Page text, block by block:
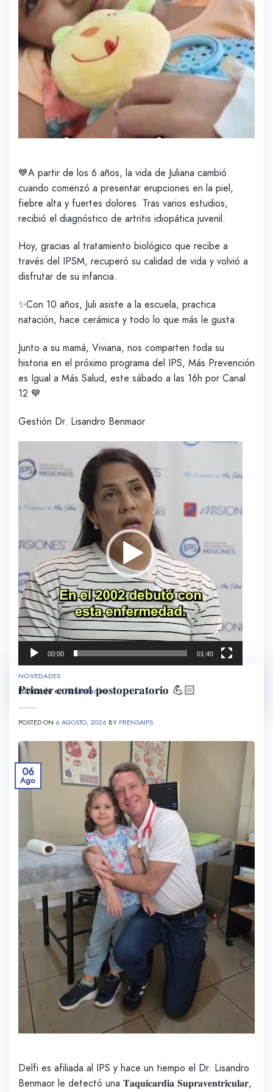
💙A partir de los 6 años, la vida de Juliana cambió
cuando comenzó a presentar erupciones en la piel,
fiebre alta y fuertes dolores. Tras varios estudios,
recibió el diagnóstico de artritis idiopática juvenil.
Hoy, gracias al tratamiento biológico que recibe a
través del IPSM, recuperó su calidad de vida y volvió a
disfrutar de su infancia.
✨Con 10 años, Juli asiste a la escuela, practica
natación, hace cerámica y todo lo que más le gusta.
Junto a su mamá, Viviana, nos comparten toda su
historia en el próximo programa del IPS, Más Prevención
es Igual a Más Salud, este sábado a las 16h por Canal
12 💙
Gestión Dr. Lisandro Benmaor
de
vídeo
00:00 01:40
Publicado enNovedades
NOVEDADES
𝐏𝐫𝐢𝐦𝐞𝐫 𝐜𝐨𝐧𝐭𝐫𝐨𝐥 𝐩𝐨𝐬𝐭𝐨𝐩𝐞𝐫𝐚𝐭𝐨𝐫𝐢𝐨 💪🏻
POSTED ON 6 AGOSTO, 2026 BY PRENSAIPS
06
Ago
Delfi es afiliada al IPS y hace un tiempo el Dr. Lisandro
Benmaor le detectó una 𝐓𝐚𝐪𝐮𝐢𝐜𝐚𝐫𝐝𝐢𝐚 𝐒𝐮𝐩𝐫𝐚𝐯𝐞𝐧𝐭𝐫𝐢𝐜𝐮𝐥𝐚𝐫,